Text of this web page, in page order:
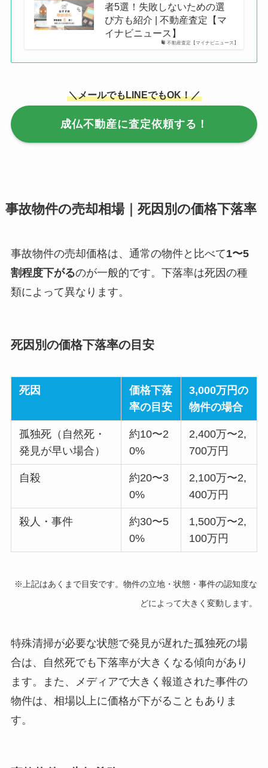
不動産査定【マイナビニュース】
者5選！失敗しないための選
び方も紹介 | 不動産査定【マ
イナビニュース】
＼メールでもLINEでもOK！／
成仏不動産に査定依頼する！
事故物件の売却相場｜死因別の価格下落率
事故物件の売却価格は、通常の物件と比べて1〜5
割程度下がるのが一般的です。下落率は死因の種
類によって異なります。
死因別の価格下落率の目安
死因
価格下落
率の目安
3,000万円の
物件の場合
孤独死（自然死・
発見が早い場合）
約10〜2
0%
2,400万〜2,
700万円
自殺
約20〜3
0%
2,100万〜2,
400万円
殺人・事件
約30〜5
0%
1,500万〜2,
100万円
※上記はあくまで目安です。物件の立地・状態・事件の認知度な
どによって大きく変動します。
特殊清掃が必要な状態で発見が遅れた孤独死の場
合は、自然死でも下落率が大きくなる傾向があり
ます。また、メディアで大きく報道された事件の
物件は、相場以上に価格が下がることもありま
す。